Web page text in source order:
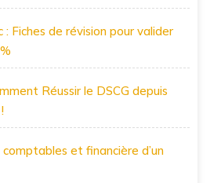
: Fiches de révision pour valider
Réussir le DSCG depuis
et financière d’un